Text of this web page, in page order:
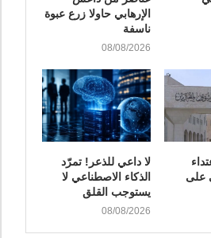
الإرهابي حاولا زرع عبوة
ناسفة
08/08/2026
على
لا داعي للذعر! تمرّد
الذكاء الاصطناعي لا
يستوجب القلق
08/08/2026